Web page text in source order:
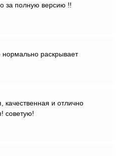
за полную версию !!
нормально раскрывает
качественная и отлично
советую!